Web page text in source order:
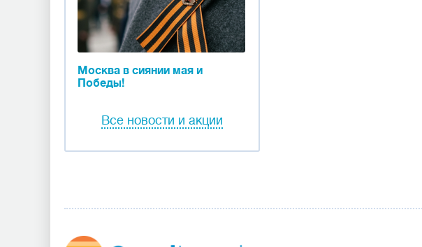
Москва в сиянии мая и
Победы!
Все новости и акции